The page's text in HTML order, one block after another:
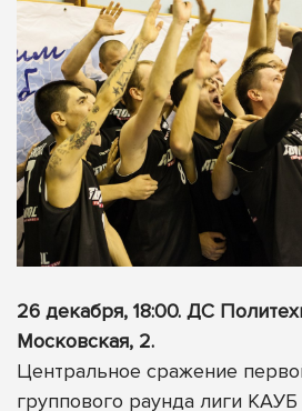
26 декабря, 18:00. ДС
Московская, 2.
Центральное сражение
группового раунда лиги